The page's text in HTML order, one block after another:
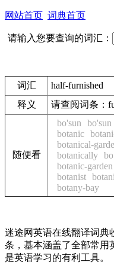
网站首页 词典首页
请输入您要查询的词汇：
词汇
half-furnished
释义
请查阅词条：
随便看
bo'sun bo'sun
botanic
botanical-
botanically
botanic-garden
botanist
botany-bay
迷途网英语在线翻译词典
条，基本涵盖了全部常用
是英语学习的有利工具。